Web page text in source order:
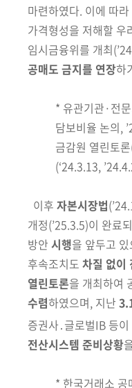
마련하였다. 이에 따라
가격형성을 저해할 우
임시금융위를 개최
공매도 금지를 연장하
* 유관기관·전
담보비율 논의,
금감원 열린토
(‘24.3.13,
이후 자본시장법
개정(’25.3.5)이 완료
방안 시행을 앞두고
후속조치도 차질 없이
열린토론을 개최하여
수렴하였으며, 지난
증권사․글로벌IB 등이
전산시스템 준비상황
* 한국거래소 공